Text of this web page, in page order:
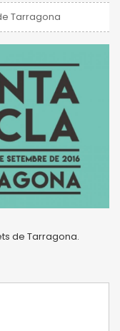
Tarragona
de Tarragona.